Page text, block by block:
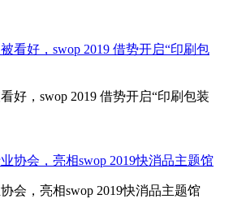
好，swop 2019 借势开启“印刷包装
会，亮相swop 2019快消品主题馆